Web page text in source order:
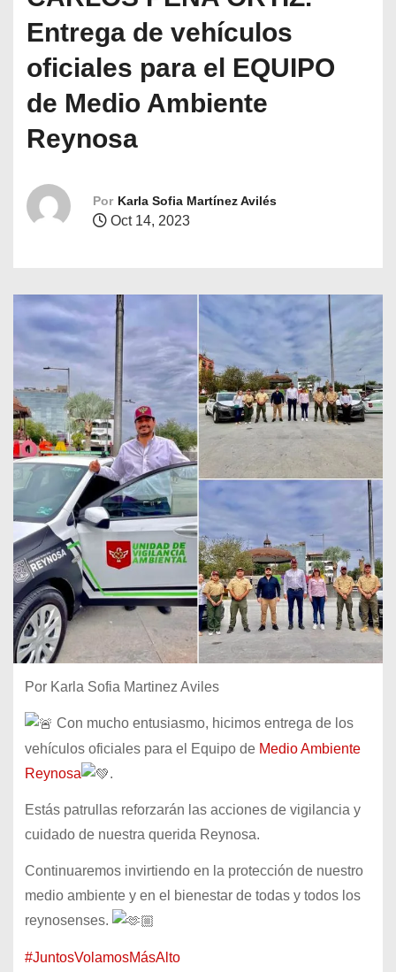
Entrega de vehículos
oficiales para el EQUIPO
de Medio Ambiente
Reynosa
Por Karla Sofia Martínez Avilés
Oct 14, 2023
Por Karla Sofia Martinez Aviles
Con mucho entusiasmo, hicimos entrega de los
vehículos oficiales para el Equipo de Medio Ambiente
Reynosa
.
Estás patrullas reforzarán las acciones de vigilancia y
cuidado de nuestra querida Reynosa.
Continuaremos invirtiendo en la protección de nuestro
medio ambiente y en el bienestar de todas y todos los
reynosenses.
#JuntosVolamosMásAlto